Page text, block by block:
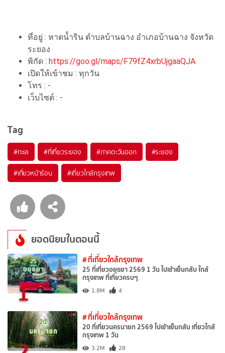
ที่อยู่ : หาดน้ำริน ตำบลบ้านฉาง อำเภอบ้านฉาง จังหวัด
ระยอง
พิกัด : https://goo.gl/maps/F79fZ4xrbUjgaaQJA
เปิดให้เข้าชม : ทุกวัน
โทร : -
เว็บไซต์ : -
Tag
#ทะเล #ที่เที่ยวระยอง #ภาคตะวันออก #ระยอง
#เที่ยวหน้าร้อน #เที่ยวใกล้กรุงเทพ
ยอดนิยมในตอนนี้
1
# ที่เที่ยวใกล้กรุงเทพ
25 ที่เที่ยวอยุธยา 2569 1 วัน ไปเช้าเย็นกลับ ใกล้
กรุงเทพ ที่เที่ยวครบๆ
1.8M 4
# ที่เที่ยวใกล้กรุงเทพ
20 ที่เที่ยวนครนายก 2569 ไปเช้าเย็นกลับ เที่ยวใกล้
กรุงเทพ 1 วัน
3.2M 28